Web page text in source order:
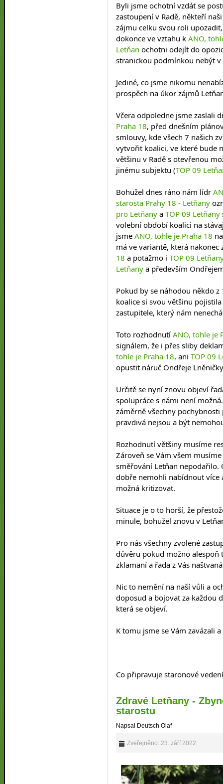
Byli jsme ochotní vzdát se
zastoupení v Radě, někteří
zájmu celku svou roli
dokonce ve vztahu k ANO,
Letňan ochotni odejít do
stranickou podmínkou nebýt
Jediné, co jsme nikomu
prospěch na úkor zájmů
Včera odpoledne jsme zaslali
Praha 18, před dnešním
smlouvy, kde všech 7 našich
vytvořit koalici, ve které bude
většinu v Radě s otevřenou
jinému subjektu (TOP 09
Bohužel dnes ráno nám lídr
starosta Prahy 18 - Letňany
pro Letňany a TOP 09 Letňany
volební období koalici na
jsme ANO, tohle je Praha 18
má ve variantě, která
18 a potažmo i TOP 09
Letňany a především
Pokud by se náhodou někdo
koalice si svou většinu
zastupitele, který nám
Toto rozhodnutí ANO, tohle je
signálem, že i přes sliby
tohle je Praha 18, ani TOP 09
opustit náruč Ondřeje
Určitě se nyní znovu objeví
spolupráce s námi není
záměrně všechny
pravdivá nejsou a být
Rozhodnutí většiny musíme
Zároveň se Vám všem
směřování Letňan
dobře nemohli nabídnout více
možná kritizovat.
Situace je o to horší, že
minule, bohužel znovu v
Pro nás všechny zvolené
důvěru pokud možno alespoň
zklamaní a řada z Vás
Nic to nemění na naší vůli a
doposud a bojovat za každou
která se objeví.
K tomu jsme se Vám zavázali
Co připravuje staronové
Zdravé Letňany -
starostu
Napsal Deutsch Olaf
Zveřejněno: 23. září 2022